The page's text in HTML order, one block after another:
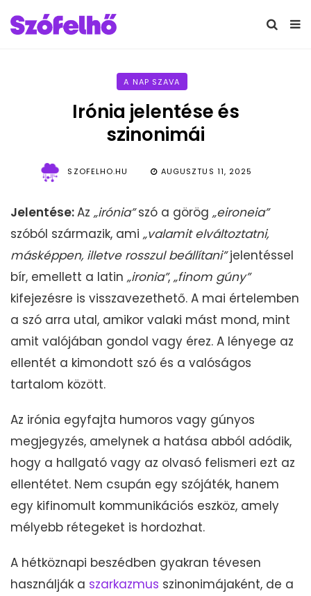
A NAP SZAVA
Irónia jelentése és
szinonimái
SZOFELHO.HU AUGUSZTUS 11, 2025
Jelentése:Az „irónia”szó a görög „eironeia”
szóból származik, ami „valamit elváltoztatni,
másképpen, illetve rosszul beállítani” jelentéssel
bír, emellett a latin „ironia”, „finom gúny”
kifejezésre is visszavezethető. A mai értelemben
a szó arra utal, amikor valaki mást mond, mint
amit valójában gondol vagy érez. A lényege az
ellentét a kimondott szó és a valóságos
tartalom között.
Az irónia egyfajta humoros vagy gúnyos
megjegyzés, amelynek a hatása abból adódik,
hogy a hallgató vagy az olvasó felismeri ezt az
ellentétet. Nem csupán egy szójáték, hanem
egy kifinomult kommunikációs eszköz, amely
mélyebb rétegeket is hordozhat.
A hétköznapi beszédben gyakran tévesen
használják a szarkazmus szinonimájaként, de a